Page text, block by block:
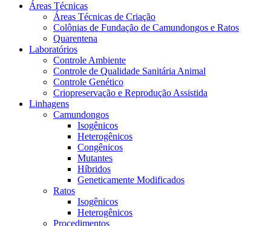
Áreas Técnicas
Áreas Técnicas de Criação
Colônias de Fundação de Camundongos e Ratos
Quarentena
Laboratórios
Controle Ambiente
Controle de Qualidade Sanitária Animal
Controle Genético
Criopreservação e Reprodução Assistida
Linhagens
Camundongos
Isogênicos
Heterogênicos
Congênicos
Mutantes
Híbridos
Geneticamente Modificados
Ratos
Isogênicos
Heterogênicos
Procedimentos